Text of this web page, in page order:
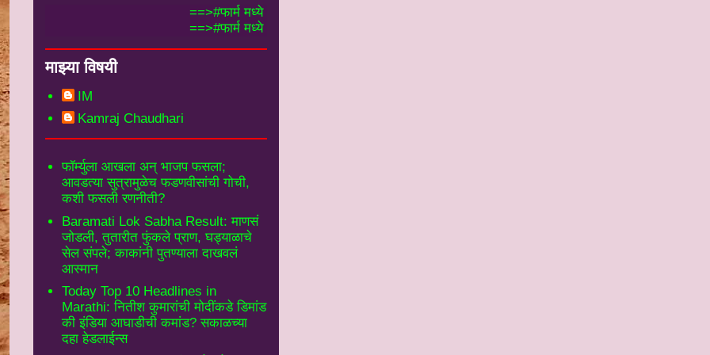
==>#फार्म मध्ये भरलेली तलाठी माहीती येथे पहा.#
==>#फार्म मध्ये भरलेली मंडळअधिकारी माहीती येथे पहा.#
माझ्या विषयी
IM
Kamraj Chaudhari
फॉर्म्युला आखला अन् भाजप फसला;
आवडत्या सुत्रामुळेच फडणवीसांची गोची,
कशी फसली रणनीती?
Baramati Lok Sabha Result: माणसं
जोडली, तुतारीत फुंकले प्राण, घड्याळाचे
सेल संपले; काकांनी पुतण्याला दाखवलं
आस्मान
Today Top 10 Headlines in
Marathi: नितीश कुमारांची मोदींकडे डिमांड
की इंडिया आघाडीची कमांड? सकाळच्या
दहा हेडलाईन्स